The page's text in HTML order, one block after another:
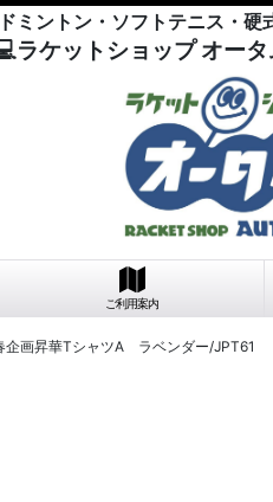
ミントン・ソフトテニス・硬
ラケットショップ オー
ご利用案内
画昇華TシャツA ラベンダー/JPT61